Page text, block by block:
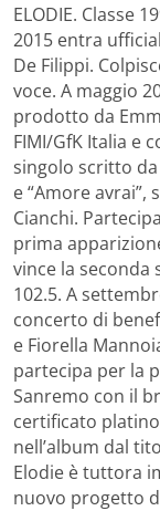
ELODIE. Classe
2015 entra
De Filippi.
voce. A maggio
prodotto da
FIMI/GfK Italia e
singolo scritto
e “Amore
Cianchi.
prima
vince la seconda
102.5. A
concerto di
e Fiorella
partecipa per la
Sanremo con il
certificato
nell’album dal
Elodie è tuttora
nuovo progetto